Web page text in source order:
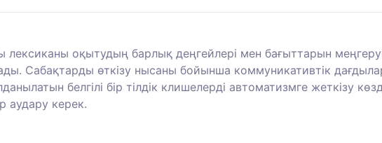
лексиканы оқытудың барлық деңгейлері мен бағыттарын
Сабақтарды өткізу нысаны бойынша коммуникативтік
белгілі бір тілдік клишелерді автоматизмге жеткізу
аудару керек.